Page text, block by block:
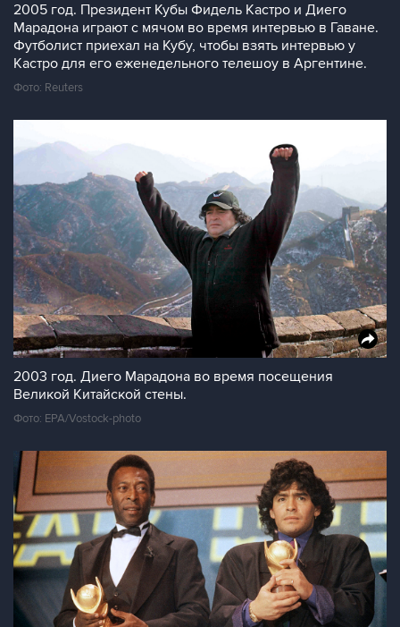
2005 год. Президент Кубы Фидель Кастро и Диего
Марадона играют с мячом во время интервью в Гаване.
Футболист приехал на Кубу, чтобы взять интервью у
Кастро для его еженедельного телешоу в Аргентине.
Фото: Reuters
2003 год. Диего Марадона во время посещения
Великой Китайской стены.
Фото: EPA/Vostock-photo